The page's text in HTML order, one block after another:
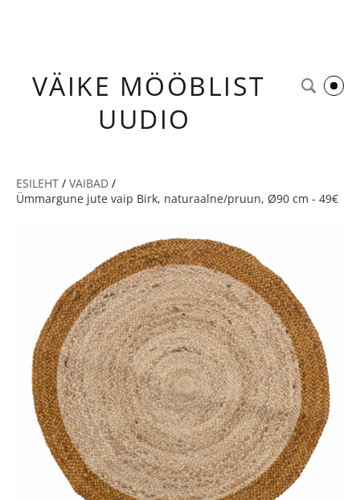
VÄIKE MÖÖBLIST
UUDIO
ESILEHT / VAIBAD /
Ümmargune jute vaip Birk, naturaalne/pruun, Ø90 cm - 49€